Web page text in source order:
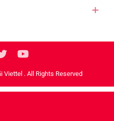
Viettel . All Rights Reserved